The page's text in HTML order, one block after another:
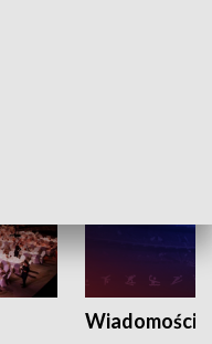
Wiadomości